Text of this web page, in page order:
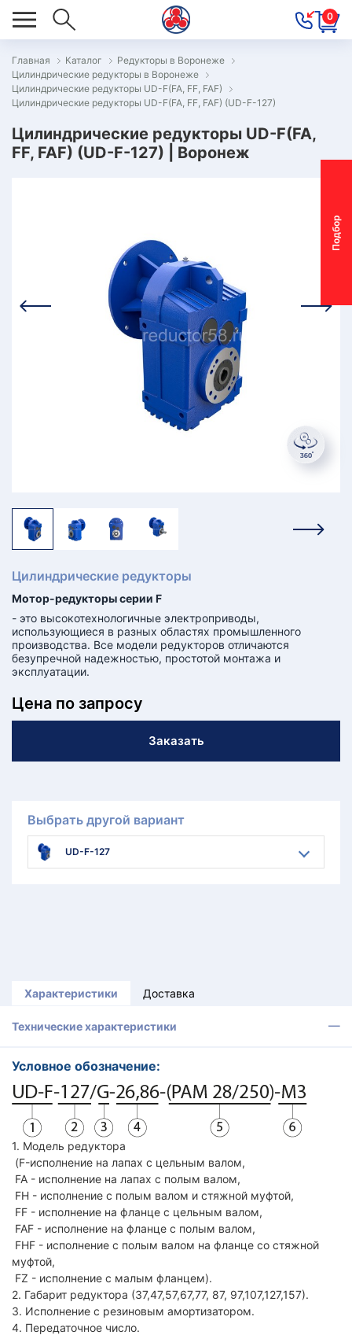
0
П
о
д
б
о
р
м
о
т
о
р
-
р
е
д
у
к
т
о
р
Главная Каталог
Редукторы в Воронеже
Цилиндрические редукторы в Воронеже
Цилиндрические редукторы UD-F(FA, FF, FAF)
Цилиндрические редукторы UD-F(FA, FF, FAF) (UD-F-127)
Цилиндрические редукторы UD-F(FA,
FF, FAF) (UD-F-127) | Воронеж
Цилиндрические редукторы
Мотор-редукторы серии F
- это высокотехнологичные электроприводы,
использующиеся в разных областях промышленного
производства. Все модели редукторов отличаются
безупречной надежностью, простотой монтажа и
эксплуатации.
Цена по запросу
Заказать
Выбрать другой вариант
UD-F-127
Характеристики Доставка
Технические характеристики
Условное обозначение:
1. Модель редуктора
(F-исполнение на лапах с цельным валом,
FA - исполнение на лапах с полым валом,
FH - исполнение с полым валом и стяжной муфтой,
FF - исполнение на фланце с цельным валом,
FAF - исполнение на фланце с полым валом,
FHF - исполнение с полым валом на фланце со стяжной
муфтой,
FZ - исполнение с малым фланцем).
2. Габарит редуктора (37,47,57,67,77, 87, 97,107,127,157).
3. Исполнение с резиновым амортизатором.
4. Передаточное число.